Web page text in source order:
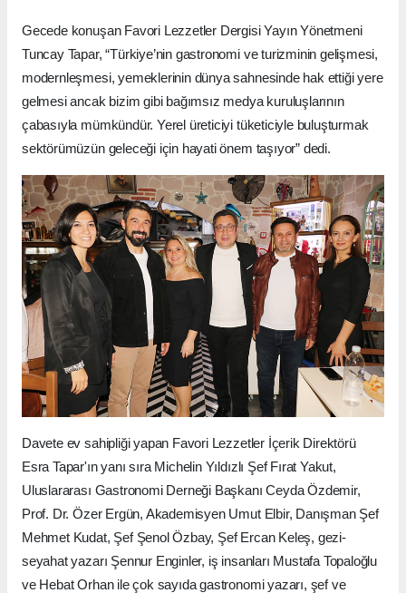
Gecede konuşan Favori Lezzetler Dergisi Yayın Yönetmeni
Tuncay Tapar, “Türkiye’nin gastronomi ve turizminin gelişmesi,
modernleşmesi, yemeklerinin dünya sahnesinde hak ettiği yere
gelmesi ancak bizim gibi bağımsız medya kuruluşlarının
çabasıyla mümkündür. Yerel üreticiyi tüketiciyle buluşturmak
sektörümüzün geleceği için hayati önem taşıyor” dedi.
Davete ev sahipliği yapan Favori Lezzetler İçerik Direktörü
Esra Tapar'ın yanı sıra Michelin Yıldızlı Şef Fırat Yakut,
Uluslararası Gastronomi Derneği Başkanı Ceyda Özdemir,
Prof. Dr. Özer Ergün, Akademisyen Umut Elbir, Danışman Şef
Mehmet Kudat, Şef Şenol Özbay, Şef Ercan Keleş, gezi-
seyahat yazarı Şennur Enginler, iş insanları Mustafa Topaloğlu
ve Hebat Orhan ile çok sayıda gastronomi yazarı, şef ve